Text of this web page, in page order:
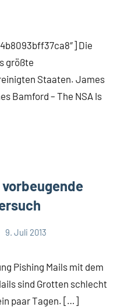
Die
größte
Staaten. James
Bamford – The NSA Is
9. Juli 2013
Pishing Mails mit dem
sind Grotten schlecht
paar Tagen. […]